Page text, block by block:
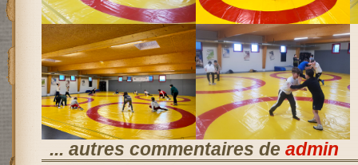
... autres commentaires de admin